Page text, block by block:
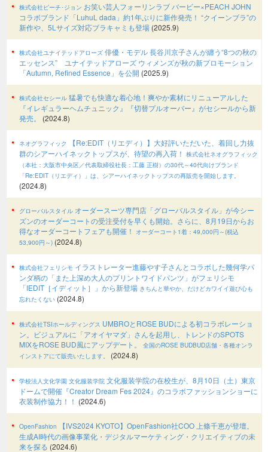
株式会社ピーチ･ジョン お笑い芸人フォーリンラブ バービー×PEACH JOHN
コラボブランド「LuhuL dada」約1年ぶりに新作発売！ “クイーンブラ”の
新作や、5Lサイズ対応ブラキャミも登場 (2025.9)
株式会社ユナイテッドアローズ 俳優・モデル 長谷川京子さんが纏う“8つの秋の
エッセンス” ユナイテッドアローズ ウィメンズが秋の新プロモーション
「Autumn, Refined Essence」を公開 (2025.9)
株式会社セシール 猛暑でも快適な着心地！爽やか素材にリニューアルした
『イレギュラーヘムチュニック』『切替プルオーバー』がセシールから新
発売。
(2024.8)
ネオグラフィック
【Re:EDIT（リエディ）】大好評いただいた、着回し力抜
群のシアーハイネックトップスが、待望の再入荷！ 株式会社ネオグラフィック
（本社：大阪市中央区／代表取締役社長：工藤 正樹）の30代～40代向けブランド
「Re:EDIT（リエディ）」は、シアーハイネックトップスの再販売を開始します。
(2024.8)
グローバルスタイル オーダースーツ専門店「グローバルスタイル」が今シー
ズンのオーダーコートの受注受付を早くも開始。さらに、8月19日からお
得なオーダーコートフェアも開催！ オーダーコート1着：49,000円～(税込
53,900円～) (2024.8)
株式会社フェリシモ イラストレーター進藤やす子さんとコラボした幾何学パ
ンダ柄の「また上深め大人のプリントワイドパンツ」がフェリシモ
「IEDIT［イディット］」から新登場 きちんと華やか、だけどカワイイ遊び心も
忘れたくない (2024.8)
株式会社TSIホールディングス UMBROとROSE BUDによる初コラボレーショ
ン。ビジュアルに「アオイヤマダ」さんを起用し、トレンドのSPOTS
MIXをROSE BUD風にアップデート。 全国のROSE BUDBUD店舗・各種オンラ
インストアにて販売いたします。
(2024.8)
学校法人文化学園 文化服装学院 文化服装学院の在校生が、8月10日（土）東京
ドームで開催『Creator Dream Fes 2024』のコラボファッションショーに
衣装制作協力！！ (2024.6)
OpenFashion
【IVS2024 KYOTO】OpenFashion社COO 上條千恵が登壇。
生成AI時代の画像事業化・デジタルマーケティング・クリエイティブの未
来を探る (2024.6)